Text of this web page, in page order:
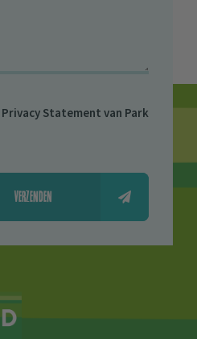
Privacy Statement van Park
VERZENDEN